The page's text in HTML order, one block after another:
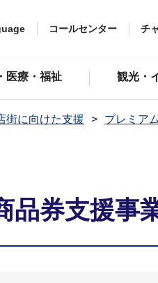
コールセンター チ
医療・福祉 観光・
街に向けた支援
プレミア
品券支援事